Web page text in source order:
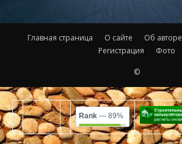
Главная страница О сайте Об авторе
Регистрация
Фото
©
Rank — 89%